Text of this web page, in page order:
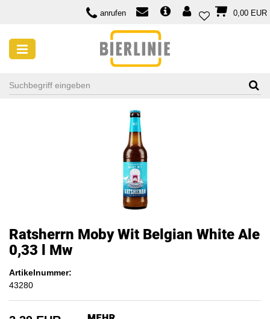
anrufen 0,00 EUR
Ratsherrn Moby Wit Belgian White Ale
0,33 l Mw
Artikelnummer:
43280